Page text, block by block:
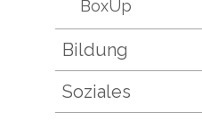
BoxUp
Bildung
Soziales